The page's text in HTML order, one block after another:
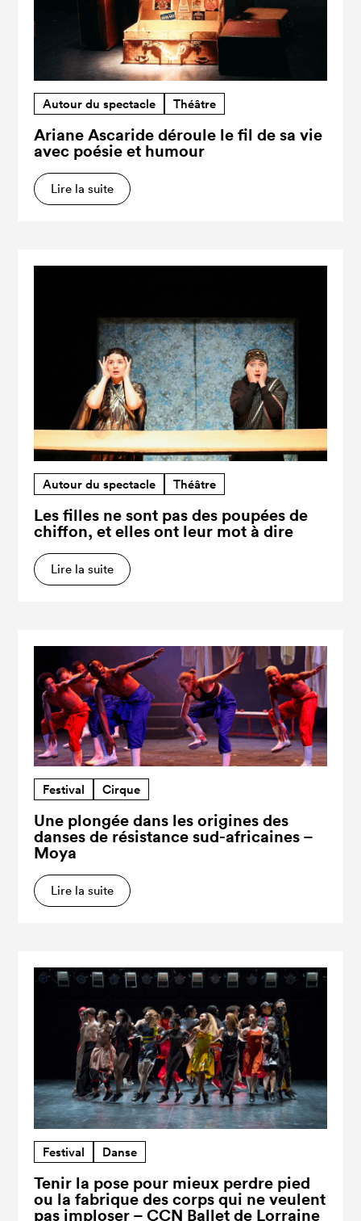
Autour du spectacle Théâtre
Ariane Ascaride déroule le fil de sa vie
avec poésie et humour
Lire la suite
Autour du spectacle Théâtre
Les filles ne sont pas des poupées de
chiffon, et elles ont leur mot à dire
Lire la suite
Festival Cirque
Une plongée dans les origines des
danses de résistance sud-africaines –
Moya
Lire la suite
Festival Danse
Tenir la pose pour mieux perdre pied
ou la fabrique des corps qui ne veulent
pas imploser – CCN Ballet de Lorraine